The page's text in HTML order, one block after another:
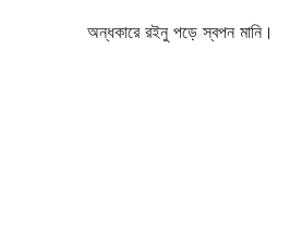
অন্ধকারে রইনু পড়ে স্বপন মানি।